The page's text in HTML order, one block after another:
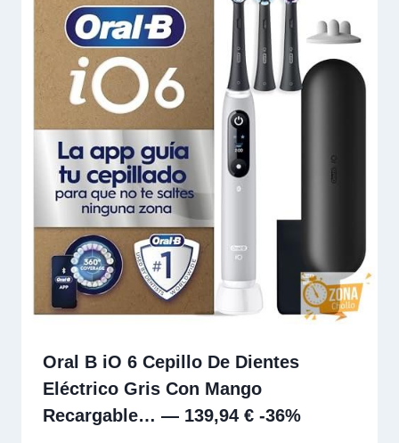
Oral B iO 6 Cepillo De Dientes
Eléctrico Gris Con Mango
Recargable… — 139,94 € -36%